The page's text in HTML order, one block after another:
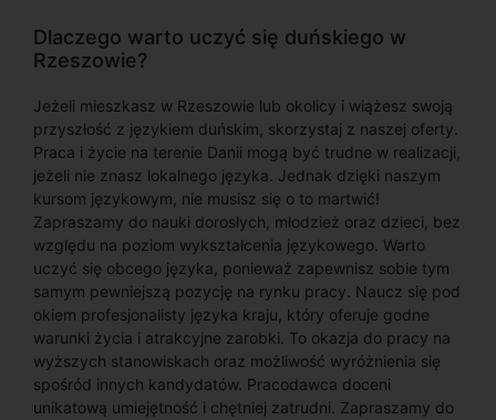
Dlaczego warto uczyć się duńskiego w
Rzeszowie?
Jeżeli mieszkasz w Rzeszowie lub okolicy i wiążesz swoją
przyszłość z językiem duńskim, skorzystaj z naszej oferty.
Praca i życie na terenie Danii mogą być trudne w realizacji,
jeżeli nie znasz lokalnego języka. Jednak dzięki naszym
kursom językowym, nie musisz się o to martwić!
Zapraszamy do nauki dorosłych, młodzież oraz dzieci, bez
względu na poziom wykształcenia językowego. Warto
uczyć się obcego języka, ponieważ zapewnisz sobie tym
samym pewniejszą pozycję na rynku pracy. Naucz się pod
okiem profesjonalisty języka kraju, który oferuje godne
warunki życia i atrakcyjne zarobki. To okazja do pracy na
wyższych stanowiskach oraz możliwość wyróżnienia się
spośród innych kandydatów. Pracodawca doceni
unikatową umiejętność i chętniej zatrudni. Zapraszamy do